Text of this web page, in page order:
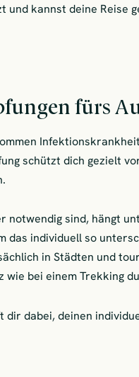
und kannst deine Reise
fürs
schützt dich gezielt
notwendig sind, hängt
das individuell so
in Städten und
wie bei einem Trekking
dir dabei, deinen